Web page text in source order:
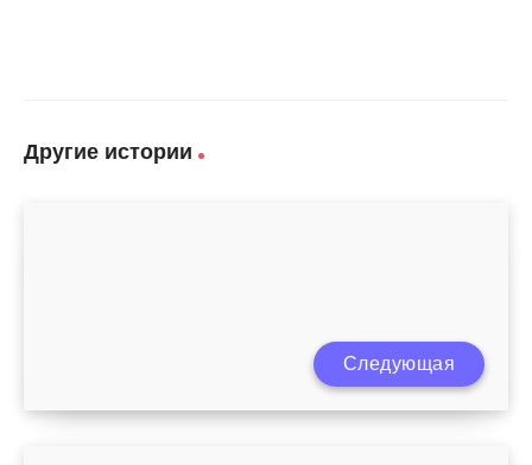
Другие истории
Как правильно начинать ходить ребенку
Следующая